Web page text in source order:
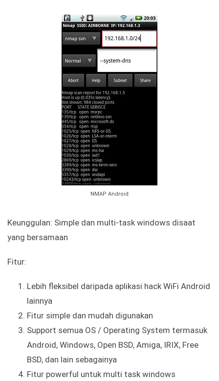
NMAP Android
Keunggulan: Simple dan multi-task windows disaat
yang bersamaan
Fitur:
Lebih fleksibel daripada aplikasi hack WiFi Android
lainnya
Fitur simple dan mudah digunakan
Support semua OS / Operating System termasuk
Android, Windows, Open BSD, Amiga, IRIX, Free
BSD, dan lain sebagainya
Fitur powerful untuk multi task windows